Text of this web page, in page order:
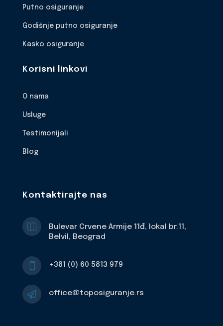
Putno osiguranje
Godišnje putno osiguranje
Kasko osiguranje
Korisni linkovi
O nama
Usluge
Testimonijali
Blog
Kontaktirajte nas

Bulevar Crvene Armije 11đ, lokal br.11,
Belvil, Beograd
 +381 (0) 60 5813 979
 office@toposiguranje.rs